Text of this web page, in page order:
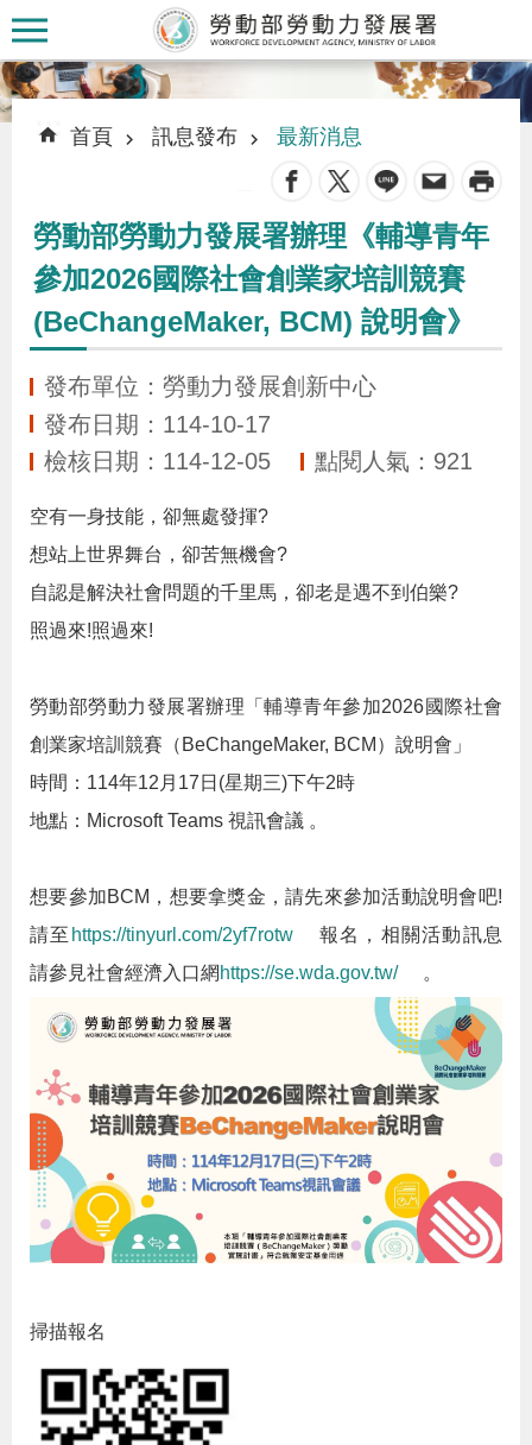
跳到主要內容區塊
認
識
本
訊
息
發
布
為
務
業
務
區
線
辦
宣
導
專
區
相
連
:::
::: 首頁 訊息發布 最新消息
勞動部勞動力發展署辦理《輔導青年
參加2026國際社會創業家培訓競賽
(BeChangeMaker, BCM) 說明會》
發布單位：勞動力發展創新中心
發布日期：114-10-17
檢核日期：114-12-05
點閱人氣：921
空有一身技能，卻無處發揮?
想站上世界舞台，卻苦無機會?
自認是解決社會問題的千里馬，卻老是遇不到伯樂?
照過來!照過來!
勞動部勞動力發展署辦理「輔導青年參加2026國際社會
創業家培訓競賽（ BeChangeMaker, BCM ）說明會」
時間： 114年12月 17 日 (星期三) 下午2時
地點： Microsoft Teams 視訊會議 。
想要參加BCM ，想要拿獎金，請先來參加活動說明會吧!
請至 https://tinyurl.com/2yf7rotw
報名，相關活動訊息
請參見社會經濟入口網 https://se.wda.gov.tw/ 。
掃描報名